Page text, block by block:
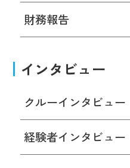
財務報告
インタビュー
クルーインタビュー
経験者インタビュー